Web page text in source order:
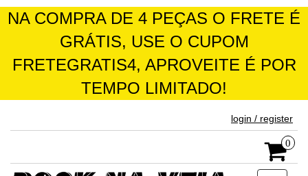
NA COMPRA DE 4 PEÇAS O FRETE É
GRÁTIS, USE O CUPOM
FRETEGRATIS4, APROVEITE É POR
TEMPO LIMITADO!
login / register
0